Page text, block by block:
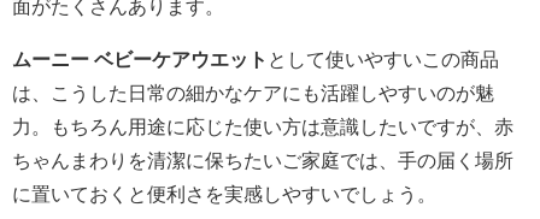
面がたくさんあります。
ムーニー ベビーケアウエット として使いやすいこの商品
は、こうした日常の細かなケアにも活躍しやすいのが魅
力。もちろん用途に応じた使い方は意識したいですが、赤
ちゃんまわりを清潔に保ちたいご家庭では、手の届く場所
に置いておくと便利さを実感しやすいでしょう。